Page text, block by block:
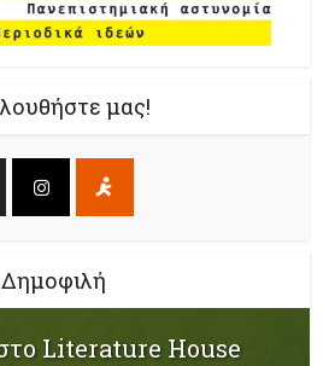
μας!
Δημοφιλή
Literature House